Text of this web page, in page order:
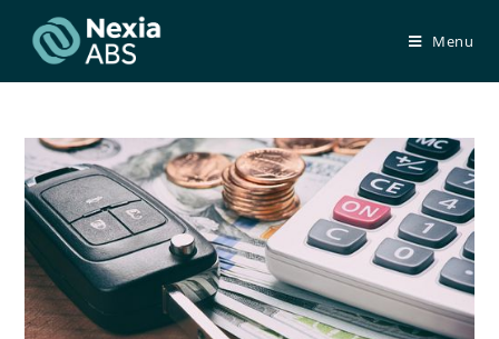
content
Menu